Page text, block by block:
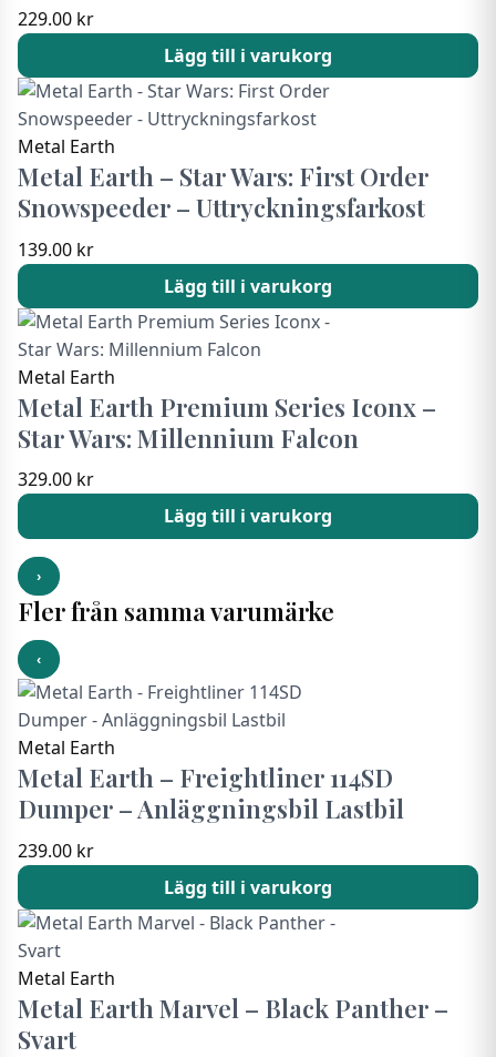
229.00 kr
Lägg till i varukorg
Metal Earth
Metal Earth – Star Wars: First Order
Snowspeeder – Uttryckningsfarkost
139.00 kr
Lägg till i varukorg
Metal Earth
Metal Earth Premium Series Iconx –
Star Wars: Millennium Falcon
329.00 kr
Lägg till i varukorg
›
Fler från samma varumärke
‹
Metal Earth
Metal Earth – Freightliner 114SD
Dumper – Anläggningsbil Lastbil
239.00 kr
Lägg till i varukorg
Metal Earth
Metal Earth Marvel – Black Panther –
Svart